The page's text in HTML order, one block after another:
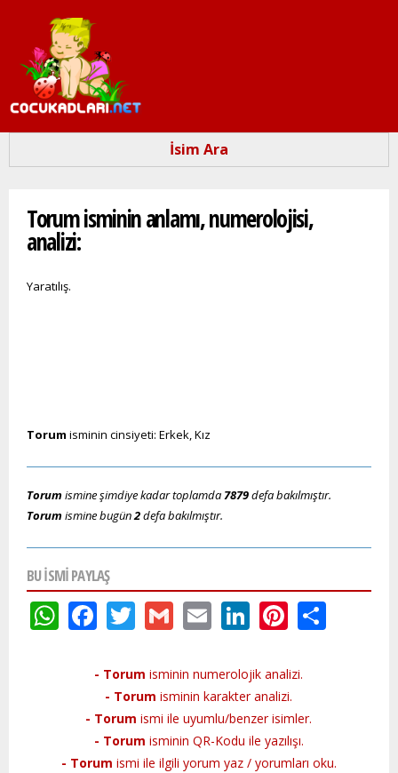
İsim Ara
Torum isminin anlamı, numerolojisi,
analizi:
Yaratılış.
Torum isminin cinsiyeti: Erkek, Kız
Torum ismine şimdiye kadar toplamda 7879defa bakılmıştır.
Torum ismine bugün2defa bakılmıştır.
BU ISMI PAYLAŞ
WhatsApp
Facebook
Twitter
GmailEmailLinkedIn
- Torum isminin numerolojik analizi.
- Torum isminin karakter analizi.
- Torum ismi ile uyumlu/benzer isimler.
- Torum isminin QR-Kodu ile yazılışı.
- Torum ismi ile ilgili yorum yaz / yorumları oku.